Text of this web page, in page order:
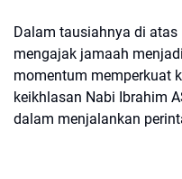
Dalam tausiahnya di atas
mengajak jamaah
momentum memperkuat
keikhlasan Nabi Ibrahim
dalam menjalankan